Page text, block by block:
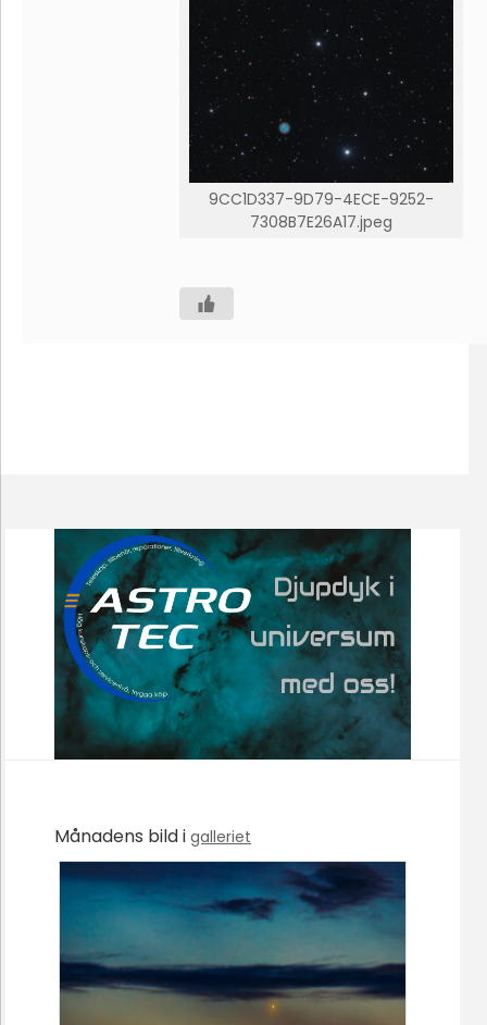
9CC1D337-9D79-4ECE-9252-
7308B7E26A17.jpeg
Månadens bild i galleriet